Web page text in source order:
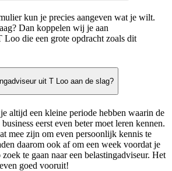
kun je precies aangeven wat je wilt.
Dan koppelen wij je aan
Loo die een grote opdracht zoals dit
uit T Loo aan de slag?
altijd een kleine periode hebben waarin de
eerst even beter moet leren kennen.
mee zijn om even persoonlijk kennis te
daarom ook af om een week voordat je
te gaan naar een belastingadviseur. Het
goed vooruit!